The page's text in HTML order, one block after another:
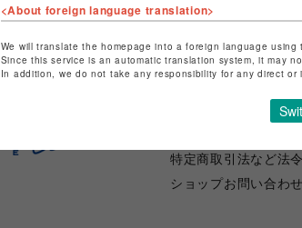
仙台
特定商取引法など法
ショップお問い合わ
<About foreign language translation>
We will translate the homepage into a foreign language using
Since this service is an automatic translation system, it may
In addition, we do not take any responsibility for any direct